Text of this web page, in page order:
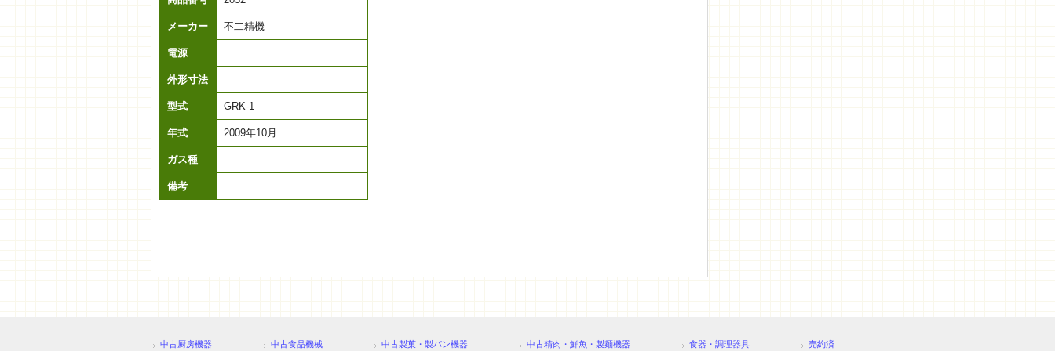
メーカー 不二精機
電源
外形寸法
型式 GRK-1
年式 2009年10月
ガス種
備考
中古厨房機器 中古食品機械 中古製菓・製パン機器 中古精肉・鮮魚・製麺機器 食器・調理器具 売約済